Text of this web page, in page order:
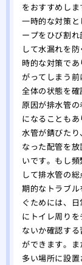
をおすすめし
一時的な対策
ープをひび割
して水漏れを
時的な対策で
がってしまう
全体の状態を
原因が排水管
になることも
水管が錆びた
なった配管を
いです。もし
して排水管の
期的なトラブ
ぐためには、
にトイレ周り
ないか確認す
ができます。
多い場所に設